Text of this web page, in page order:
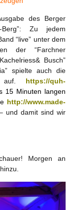
des Berger
Berg”: Zu jedem
“live” unter dem
der “Farchner
Busch”
spielte auch die
https://quh-
15 Minuten langen
http://www.made-
und damit sind wir
Morgen an